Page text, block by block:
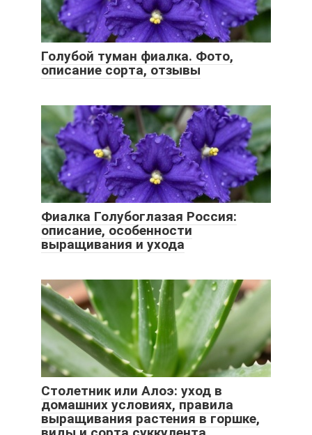
Голубой туман фиалка. Фото,
описание сорта, отзывы
Фиалка Голубоглазая Россия:
описание, особенности
выращивания и ухода
Столетник или Алоэ: уход в
домашних условиях, правила
выращивания растения в горшке,